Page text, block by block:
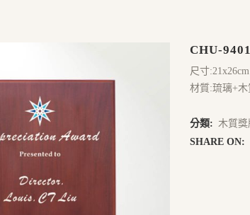
CHU-
尺寸:21x26cm
材質:琉璃+木
分類: 木質獎
SHARE ON: